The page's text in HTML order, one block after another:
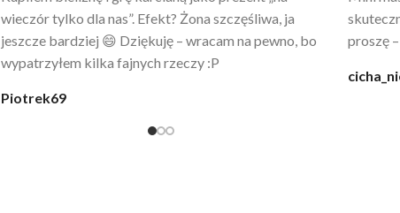
wygląda jak z luksusowego butiku. Noszę
codziennie po kąpieli z mężem.
@karolina_dream
świetny